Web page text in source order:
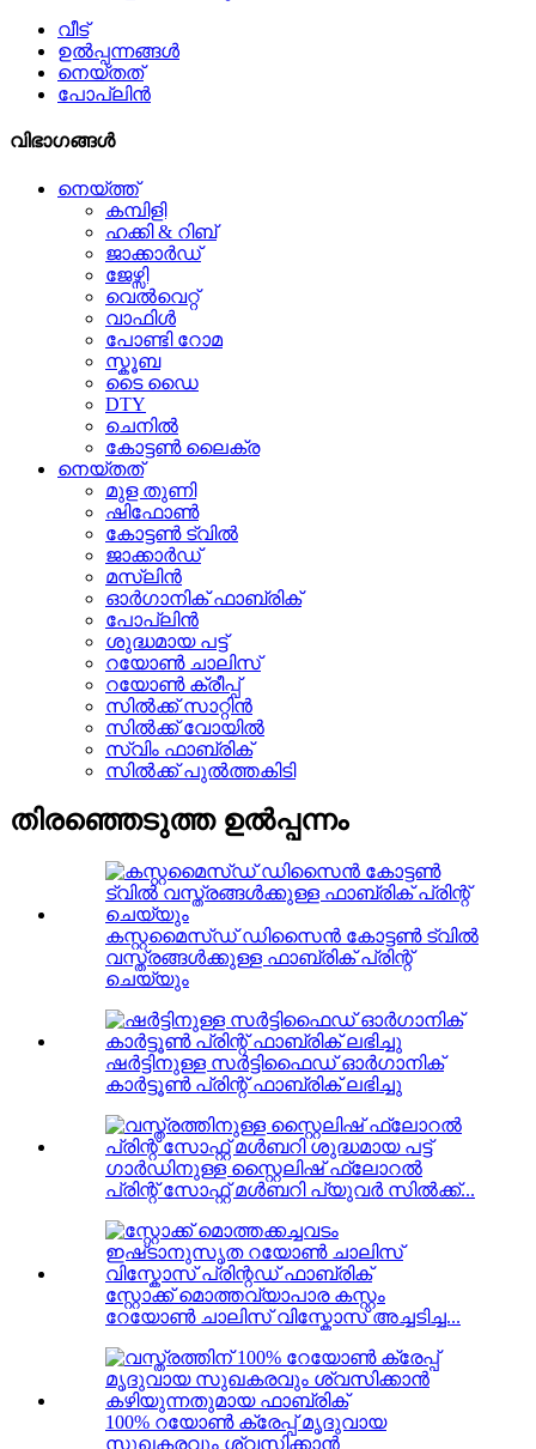
വീട്
ഉൽപ്പന്നങ്ങൾ
നെയ്തത്
പോപ്ലിൻ
വിഭാഗങ്ങൾ
നെയ്ത്ത്
കമ്പിളി
ഹക്കി & റിബ്
ജാക്കാർഡ്
ജേഴ്സി
വെൽവെറ്റ്
വാഫിൾ
പോണ്ടി റോമ
സ്കൂബ
ടൈ ഡൈ
DTY
ചെനിൽ
കോട്ടൺ ലൈക്ര
നെയ്തത്
മുള തുണി
ഷിഫോൺ
കോട്ടൺ ട്വിൽ
ജാക്കാർഡ്
മസ്ലിൻ
ഓർഗാനിക് ഫാബ്രിക്
പോപ്ലിൻ
ശുദ്ധമായ പട്ട്
റയോൺ ചാലിസ്
റയോൺ ക്രീപ്പ്
സിൽക്ക് സാറ്റിൻ
സിൽക്ക് വോയിൽ
സ്വിം ഫാബ്രിക്
സിൽക്ക് പുൽത്തകിടി
തിരഞ്ഞെടുത്ത ഉൽപ്പന്നം
കസ്റ്റമൈസ്ഡ് ഡിസൈൻ കോട്ടൺ ട്വിൽ
വസ്ത്രങ്ങൾക്കുള്ള ഫാബ്രിക് പ്രിന്റ്
ചെയ്യും
ഷർട്ടിനുള്ള സർട്ടിഫൈഡ് ഓർഗാനിക്
കാർട്ടൂൺ പ്രിന്റ് ഫാബ്രിക് ലഭിച്ചു
ഗാർഡിനുള്ള സ്റ്റൈലിഷ് ഫ്ലോറൽ
പ്രിന്റ് സോഫ്റ്റ് മൾബറി പ്യുവർ സിൽക്ക്...
സ്റ്റോക്ക് മൊത്തവ്യാപാര കസ്റ്റം
റേയോൺ ചാലിസ് വിസ്കോസ് അച്ചടിച്ച...
100% റയോൺ ക്രേപ്പ് മൃദുവായ
സുഖകരവും ശ്വസിക്കാൻ